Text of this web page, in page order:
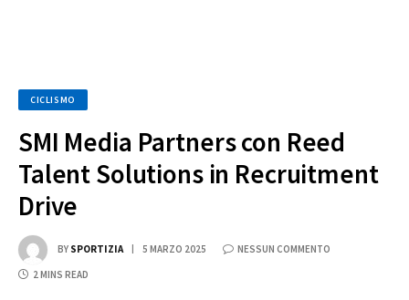
CICLISMO
SMI Media Partners con Reed
Talent Solutions in Recruitment
Drive
BY SPORTIZIA 5 MARZO 2025 NESSUN COMMENTO
2 MINS READ